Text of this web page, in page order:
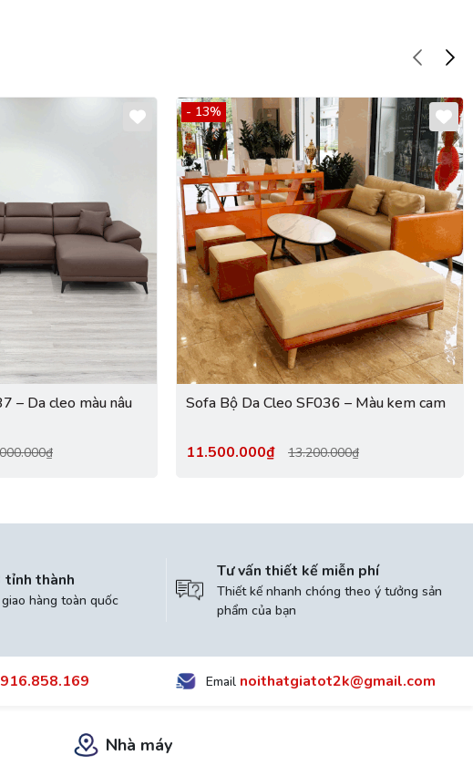
– Da cleo màu nâu
- 13%
Sofa Bộ Da Cleo SF036 – Màu kem cam
11.500.000₫ 13.200.000₫
tỉnh thành
hàng toàn quốc
Tư vấn thiết kế miễn phí
Thiết kế nhanh chóng theo ý tưởng sản
phẩm của bạn
Email noithatgiatot2k@gmail.com
Nhà máy